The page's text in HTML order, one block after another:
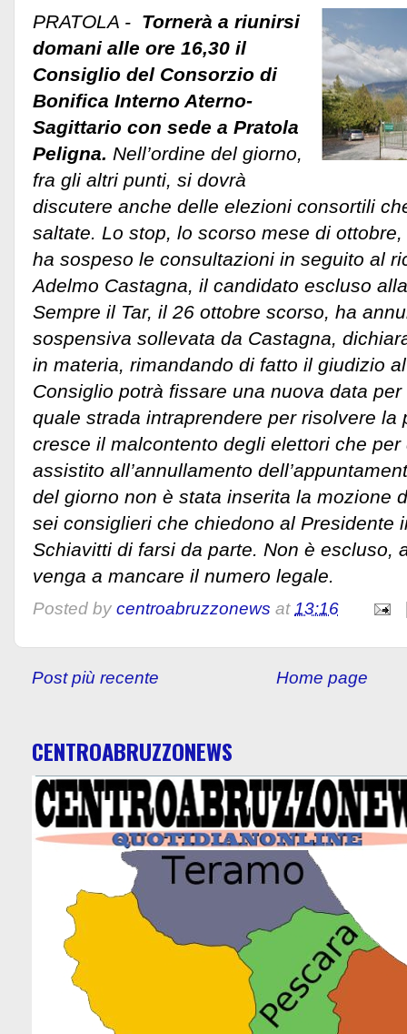
PRATOLA - Tornerà a riunirsi
domani alle ore 16,30 il
Consiglio del Consorzio di
Bonifica Interno Aterno-
Sagittario con sede a Pratola
Peligna. Nell’ordine del giorno,
fra gli altri punti, si dovrà
discutere anche delle elezioni consortili
saltate. Lo stop, lo scorso mese di
ha sospeso le consultazioni in seguito al
Adelmo Castagna, il candidato escluso
Sempre il Tar, il 26 ottobre scorso, ha
sospensiva sollevata da Castagna,
in materia, rimandando di fatto il giudizio
Consiglio potrà fissare una nuova data
quale strada intraprendere per risolvere la
cresce il malcontento degli elettori che
assistito all’annullamento
del giorno non è stata inserita la mozione
sei consiglieri che chiedono al Presidente
Schiavitti di farsi da parte. Non è escluso,
venga a mancare il numero legale.
Posted by centroabruzzonews at13:16
Post più recente Home page
CENTROABRUZZONEWS